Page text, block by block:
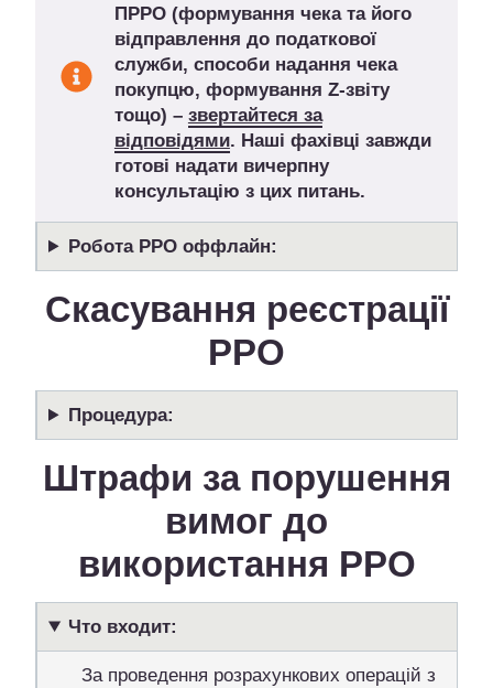
ПРРО (формування чека та його
відправлення до податкової
служби, способи надання чека
покупцю, формування Z-звіту
тощо) – звертайтеся за
відповідями. Наші фахівці завжди
готові надати вичерпну
консультацію з цих питань.
Робота РРО оффлайн:
Скасування реєстрації
РРО
Процедура:
Штрафи за порушення
вимог до
використання РРО
Что входит:
За проведення розрахункових операцій з